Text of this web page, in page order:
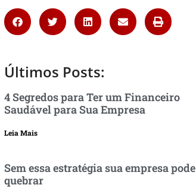
Últimos Posts:
4 Segredos para Ter um Financeiro
Saudável para Sua Empresa
Leia Mais
Sem essa estratégia sua empresa pode
quebrar